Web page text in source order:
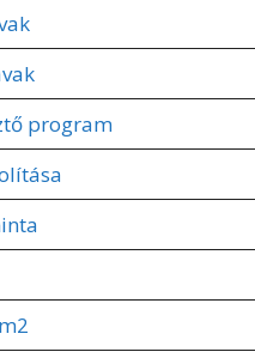
program